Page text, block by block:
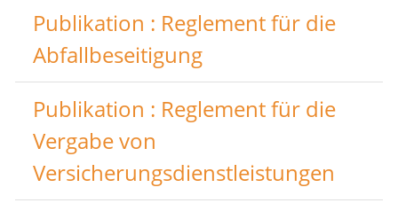
Publikation : Reglement für die
Abfallbeseitigung
Publikation : Reglement für die
Vergabe von
Versicherungsdienstleistungen